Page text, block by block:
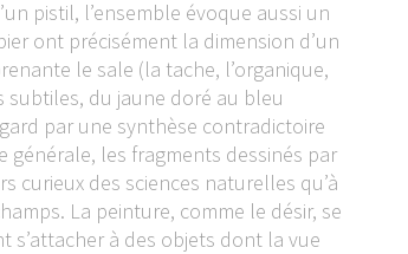
pistil, l’ensemble évoque aussi un
ont précisément la dimension d’un
le sale (la tache, l’organique,
subtiles, du jaune doré au bleu
par une synthèse contradictoire
générale, les fragments dessinés par
curieux des sciences naturelles qu’à
La peinture, comme le désir, se
s’attacher à des objets dont la vue